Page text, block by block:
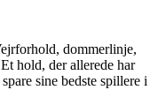
dommerlinje,
hold, der allerede har
sine bedste spillere i